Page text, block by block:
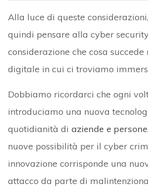
Alla luce di queste
quindi pensare alla cyber
considerazione che cosa succede
digitale in cui ci troviamo
Dobbiamo ricordarci che ogni
introduciamo una nuova
quotidianità di aziende e persone
nuove possibilità per il cyber
innovazione corrisponde una
attacco da parte di